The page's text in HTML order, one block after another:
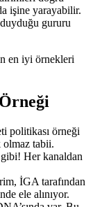
işine yarayabilir.
gururu
en iyi örnekleri
politikası örneği
olmaz tabii.
Her kanaldan
İGA tarafından
ele alınıyor.